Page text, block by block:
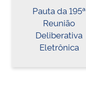
Pauta da 195ª
Reunião
Deliberativa
Eletrônica